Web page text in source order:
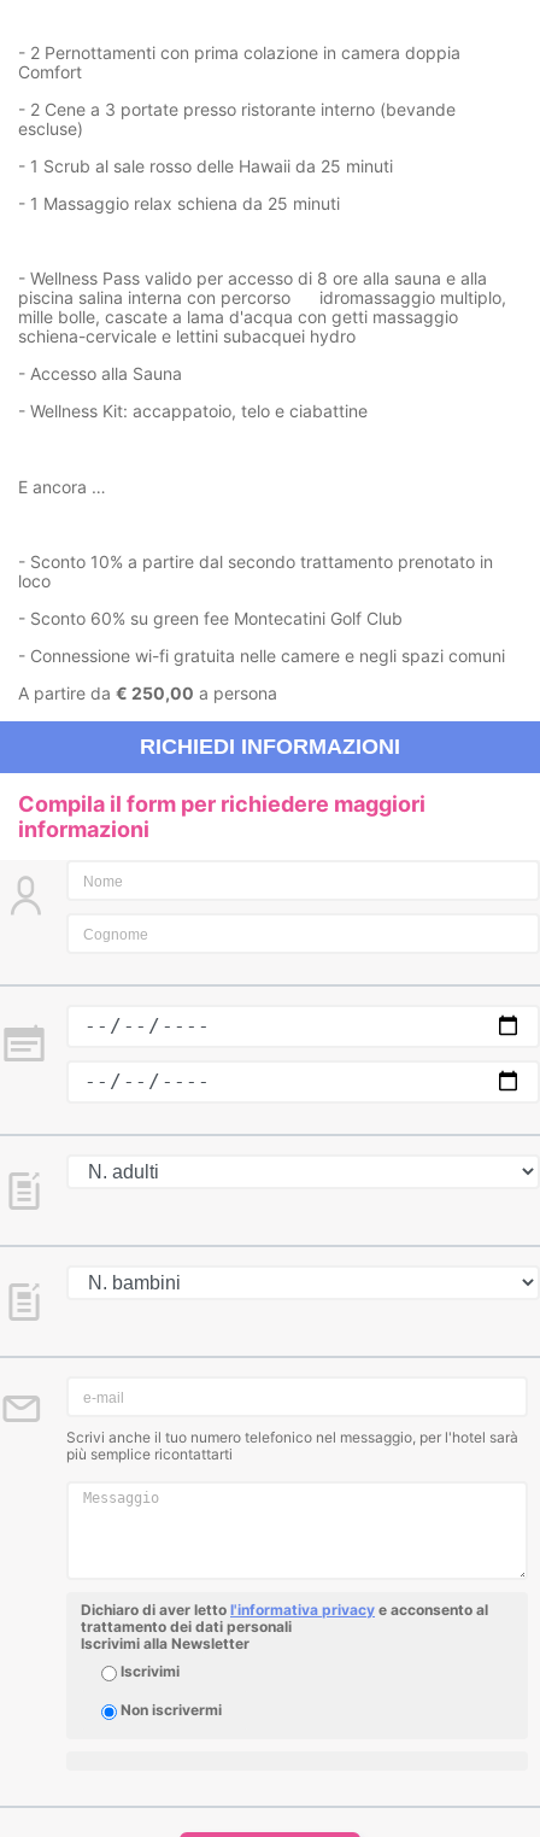
- 2 Pernottamenti con prima colazione in camera doppia
Comfort
- 2 Cene a 3 portate presso ristorante interno (bevande
escluse)
- 1 Scrub al sale rosso delle Hawaii da 25 minuti
- 1 Massaggio relax schiena da 25 minuti
- Wellness Pass valido per accesso di 8 ore alla sauna e alla
piscina salina interna con percorso idromassaggio multiplo,
mille bolle, cascate a lama d'acqua con getti massaggio
schiena-cervicale e lettini subacquei hydro
- Accesso alla Sauna
- Wellness Kit: accappatoio, telo e ciabattine
E ancora …
- Sconto 10% a partire dal secondo trattamento prenotato in
loco
- Sconto 60% su green fee Montecatini Golf Club
- Connessione wi-fi gratuita nelle camere e negli spazi comuni
A partire da € 250,00 a persona
RICHIEDI INFORMAZIONI
Compila il form per richiedere maggiori
informazioni
Scrivi anche il tuo numero telefonico nel messaggio, per l'hotel sarà
più semplice ricontattarti
Dichiaro di aver letto l'informativa privacy e acconsento al
trattamento dei dati personali
Iscrivimi alla Newsletter
Iscrivimi
Non iscrivermi